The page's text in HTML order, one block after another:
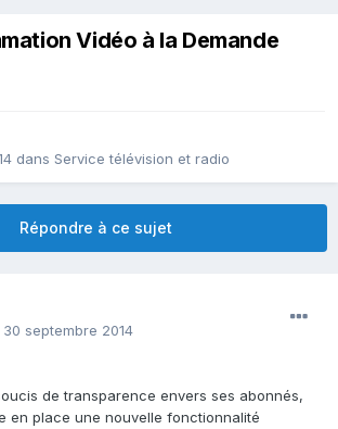
Vidéo à la Demande
dans Service télévision et radio
Répondre à ce sujet
30 septembre 2014
de transparence envers ses abonnés,
en place une nouvelle fonctionnalité